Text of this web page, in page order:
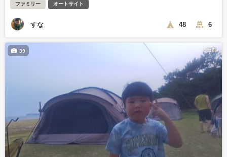
ファミリー オートサイト
すな 48 6
5日前
39